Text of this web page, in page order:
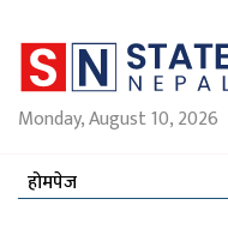
Monday, August 10, 2026
होमपेज